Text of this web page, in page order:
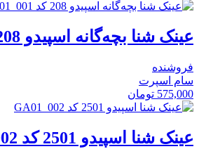
عینک شنا بچه‌گانه اسپیدو 208 کد GA01_001
فروشنده
سام اسپرت
575,000 تومان
عینک شنا اسپیدو 2501 کد GA01_002